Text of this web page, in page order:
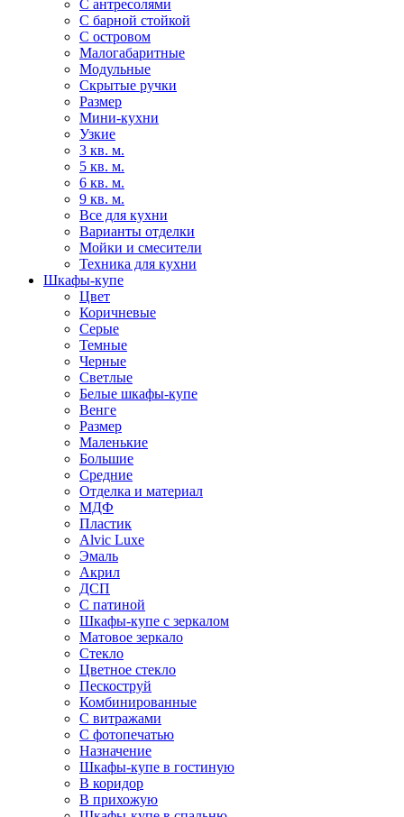
С антресолями
С барной стойкой
С островом
Малогабаритные
Модульные
Скрытые ручки
Размер
Мини-кухни
Узкие
3 кв. м.
5 кв. м.
6 кв. м.
9 кв. м.
Все для кухни
Варианты отделки
Мойки и смесители
Техника для кухни
Шкафы-купе
Цвет
Коричневые
Серые
Темные
Черные
Светлые
Белые шкафы-купе
Венге
Размер
Маленькие
Большие
Средние
Отделка и материал
МДФ
Пластик
Alvic Luxe
Эмаль
Акрил
ДСП
С патиной
Шкафы-купе с зеркалом
Матовое зеркало
Стекло
Цветное стекло
Пескоструй
Комбинированные
С витражами
С фотопечатью
Назначение
Шкафы-купе в гостиную
В коридор
В прихожую